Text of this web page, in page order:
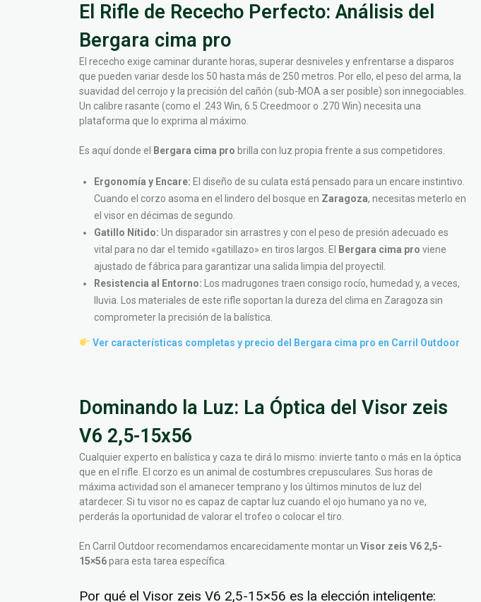
El Rifle de Rececho Perfecto: Análisis del
Bergara cima pro
El rececho exige caminar durante horas, superar desniveles y enfrentarse a disparos
que pueden variar desde los 50 hasta más de 250 metros. Por ello, el peso del arma, la
suavidad del cerrojo y la precisión del cañón (sub-MOA a ser posible) son innegociables.
Un calibre rasante (como el .243 Win, 6.5 Creedmoor o .270 Win) necesita una
plataforma que lo exprima al máximo.
Es aquí donde el Bergara cima pro brilla con luz propia frente a sus competidores.
Ergonomía y Encare: El diseño de su culata está pensado para un encare instintivo.
Cuando el corzo asoma en el lindero del bosque en Zaragoza, necesitas meterlo en
el visor en décimas de segundo.
Gatillo Nítido: Un disparador sin arrastres y con el peso de presión adecuado es
vital para no dar el temido «gatillazo» en tiros largos. El
Bergara cima pro viene
ajustado de fábrica para garantizar una salida limpia del proyectil.
Resistencia al Entorno: Los madrugones traen consigo rocío, humedad y, a veces,
lluvia. Los materiales de este rifle soportan la dureza del clima en Zaragoza sin
comprometer la precisión de la balística.
Ver características completas y precio del Bergara cima pro en Carril Outdoor
Dominando la Luz: La Óptica del Visor zeis
V6 2,5-15x56
Cualquier experto en balística y caza te dirá lo mismo: invierte tanto o más en la óptica
que en el rifle. El corzo es un animal de costumbres crepusculares. Sus horas de
máxima actividad son el amanecer temprano y los últimos minutos de luz del
atardecer. Si tu visor no es capaz de captar luz cuando el ojo humano ya no ve,
perderás la oportunidad de valorar el trofeo o colocar el tiro.
En Carril Outdoor recomendamos encarecidamente montar un Visor zeis V6 2,5-
15×56para esta tarea específica.
Por qué el Visor zeis V6 2,5-15×56 es la elección inteligente: